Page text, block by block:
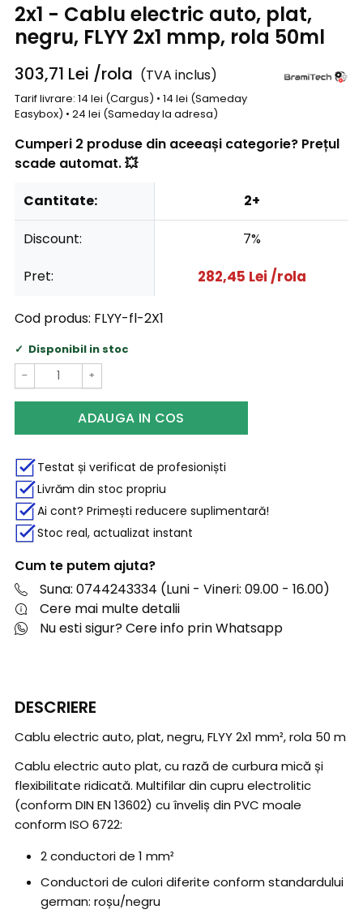
2x1 - Cablu electric auto, plat,
negru, FLYY 2x1 mmp, rola 50ml
303,71 Lei /rola (TVA inclus)
Tarif livrare: 14 lei (Cargus) • 14 lei (Sameday
Easybox) • 24 lei (Sameday la adresa)
Cumperi 2 produse din aceeași categorie? Prețul
scade automat. 💥
Cantitate:
2+
Discount:
7%
Pret:
282,45 Lei /rola
Cod produs: FLYY-fl-2X1
Disponibil in stoc
− +
ADAUGA IN COS
Testat și verificat de profesioniști
Livrăm din stoc propriu
Ai cont? Primești reducere suplimentară!
Stoc real, actualizat instant
Cum te putem ajuta?
Suna: 0744243334 (Luni - Vineri: 09.00 - 16.00)
Cere mai multe detalii
Nu esti sigur? Cere info prin Whatsapp
DESCRIERE
Cablu electric auto, plat, negru, FLYY 2x1 mm², rola 50 m
Cablu electric auto plat, cu rază de curbura mică și
flexibilitate ridicată. Multifilar din cupru electrolitic
(conform DIN EN 13602) cu înveliș din PVC moale
conform ISO 6722:
2 conductori de 1 mm²
Conductori de culori diferite conform standardului
german: roșu/negru